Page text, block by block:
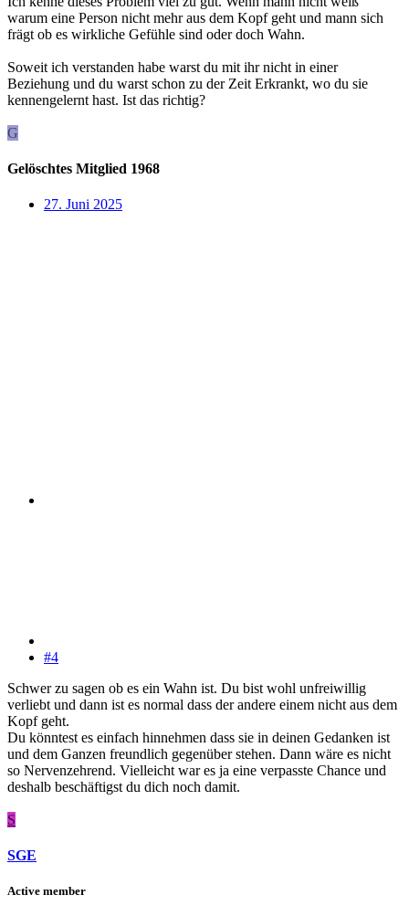
warum eine Person nicht mehr aus dem Kopf geht und mann sich
frägt ob es wirkliche Gefühle sind oder doch Wahn.
Soweit ich verstanden habe warst du mit ihr nicht in einer
Beziehung und du warst schon zu der Zeit Erkrankt, wo du sie
kennengelernt hast. Ist das richtig?
G
Gelöschtes Mitglied 1968
27. Juni 2025
#4
Schwer zu sagen ob es ein Wahn ist. Du bist wohl unfreiwillig
verliebt und dann ist es normal dass der andere einem nicht aus dem
Kopf geht.
Du könntest es einfach hinnehmen dass sie in deinen Gedanken ist
und dem Ganzen freundlich gegenüber stehen. Dann wäre es nicht
so Nervenzehrend. Vielleicht war es ja eine verpasste Chance und
deshalb beschäftigst du dich noch damit.
S
SGE
Active member